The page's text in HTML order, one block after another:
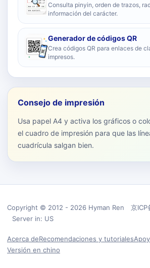
Consulta pinyin, orden de trazos,
información del carácter.
Generador de códigos QR
Crea códigos QR para enlaces de
impresos.
Consejo de impresión
Usa papel A4 y activa los gráficos o
el cuadro de impresión para que las
cuadrícula salgan bien.
Copyright © 2012 - 2026 Hyman Ren 京ICP
Server in: US
Acerca deRecomendaciones y tutoriales
Versión en chino